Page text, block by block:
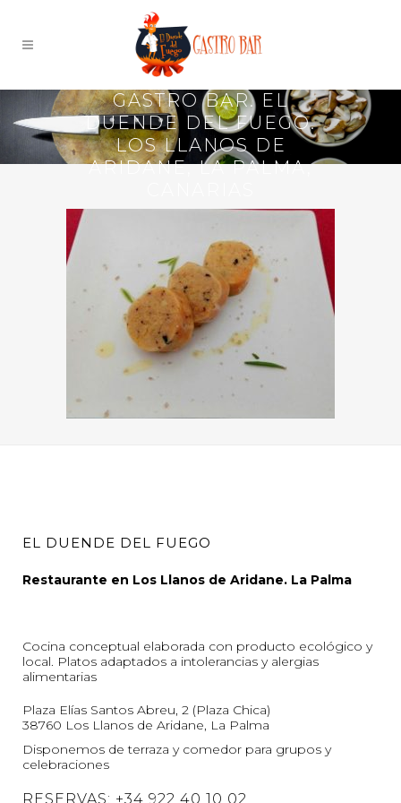
GASTRO BAR. EL
DUENDE DEL FUEGO.
LOS LLANOS DE
ARIDANE, LA PALMA,
EL DUENDE DEL FUEGO
Restaurante en Los Llanos de Aridane. La Palma
Cocina conceptual elaborada con producto ecológico y
local. Platos adaptados a intolerancias y alergias
alimentarias
Plaza Elías Santos Abreu, 2 (Plaza Chica)
38760 Los Llanos de Aridane, La Palma
Disponemos de terraza y comedor para grupos y
celebraciones
RESERVAS: +34 922 40 10 02